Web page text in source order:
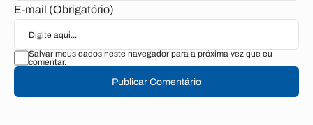
E-mail (Obrigatório)
Salvar meus dados neste navegador para a próxima vez que eu
comentar.
Publicar Comentário